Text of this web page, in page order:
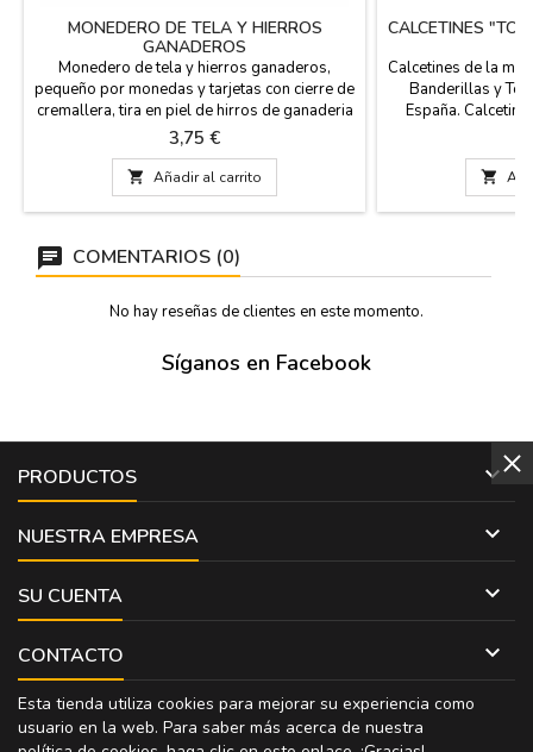
MONEDERO DE TELA Y HIERROS
GANADEROS
Monedero de tela y hierros ganaderos,
pequeño por monedas y tarjetas con cierre de
cremallera, tira en piel de hirros de ganaderia
y pequeña bandera de España. Medidas: 11
cm. x 7 cm.
Precio
3,75 €
 Añadir al carrito
CALCETINES
Calcetines de la
Banderillas y
España.
licra. Tienen
tallas: Pequeña

COMENTARIOS (0)
No hay reseñas de clientes en este momento.
Síganos en Facebook
PRODUCTOS 
NUESTRA EMPRESA 
SU CUENTA 
CONTACTO 
Esta tienda utiliza cookies para mejorar su experiencia como
usuario en la web. Para saber más acerca de nuestra